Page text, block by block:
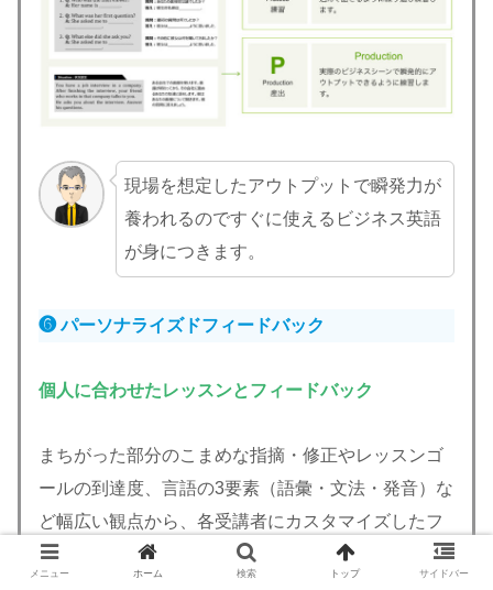
現場を想定したアウトプットで瞬発力が
養われるのですぐに使えるビジネス英語
が身につきます。
❻ パーソナライズドフィードバック
個人に合わせたレッスンとフィードバック
まちがった部分のこまめな指摘・修正やレッスンゴ
ールの到達度、言語の3要素（語彙・文法・発音）な
ど幅広い観点から、各受講者にカスタマイズしたフ
ィードバックを行います。
メニュー ホーム 検索 トップ サイドバー